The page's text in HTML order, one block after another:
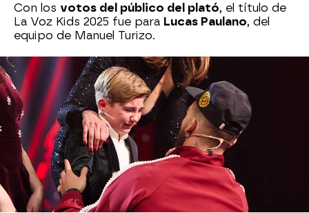
Con los votos del público del plató, el título de
La Voz Kids 2025 fue para Lucas Paulano, del
equipo de Manuel Turizo.
Con solo 8 años,Lucasse convirtió en el
ganador más joven en la historia del programa
emocionando a su coach, que también gana la
edición en su primer año como coach.
Turizo, visiblemente conmovido, no dejó de
abrazar a su pequeño talent, mientras el plató se
rendía en aplausos.